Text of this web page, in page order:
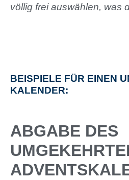
völlig frei auswählen, was
BEISPIELE FÜR EINEN
KALENDER:
ABGABE DES